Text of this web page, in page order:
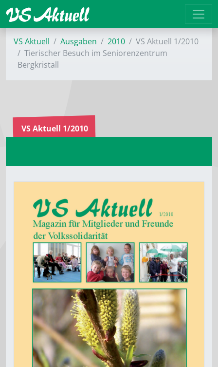
VS Aktuell Ausgaben 2010
VS Aktuell 1/2010
Tierischer Besuch im Seniorenzentrum
Bergkristall
VS Aktuell 1/2010